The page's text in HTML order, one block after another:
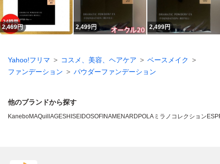
2,469円 2,499円 2,499円
Yahoo!フリマ コスメ、美容、ヘアケア
ベースメイク
ファンデーション
パウダーファンデーション
他のブランドから探す
KaneboMAQuillAGESHISEIDOSOFINAMENARD POLA ミラノコレクション